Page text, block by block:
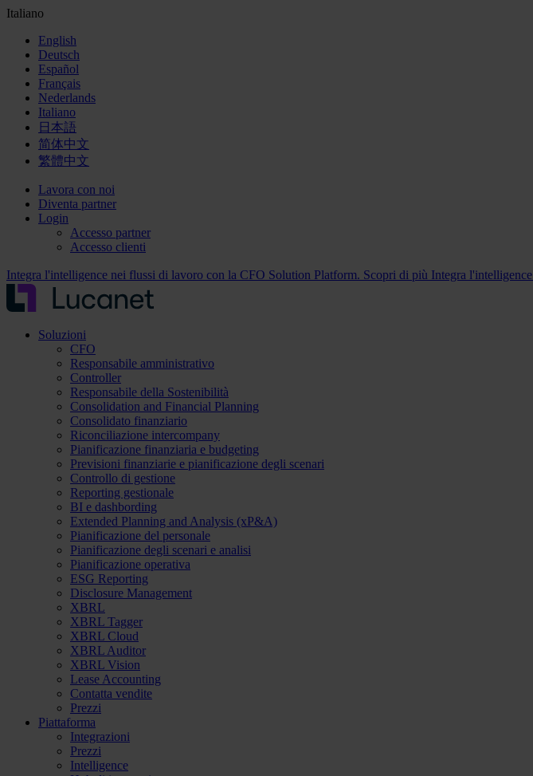
Italiano
English
Deutsch
Español
Français
Nederlands
Italiano
日本語
简体中文
繁體中文
Lavora con noi
Diventa partner
Login
Accesso partner
Accesso clienti
Integra l'intelligence nei flussi di lavoro con la CFO Solution Platform. Scopri di più Integra
Soluzioni
CFO
Responsabile amministrativo
Controller
Responsabile della Sostenibilità
Consolidation and Financial Planning
Consolidato finanziario
Riconciliazione intercompany
Pianificazione finanziaria e budgeting
Previsioni finanziarie e pianificazione degli scenari
Controllo di gestione
Reporting gestionale
BI e dashbording
Extended Planning and Analysis (xP&A)
Pianificazione del personale
Pianificazione degli scenari e analisi
Pianificazione operativa
ESG Reporting
Disclosure Management
XBRL
XBRL Tagger
XBRL Cloud
XBRL Auditor
XBRL Vision
Lease Accounting
Contatta vendite
Prezzi
Piattaforma
Integrazioni
Prezzi
Intelligence